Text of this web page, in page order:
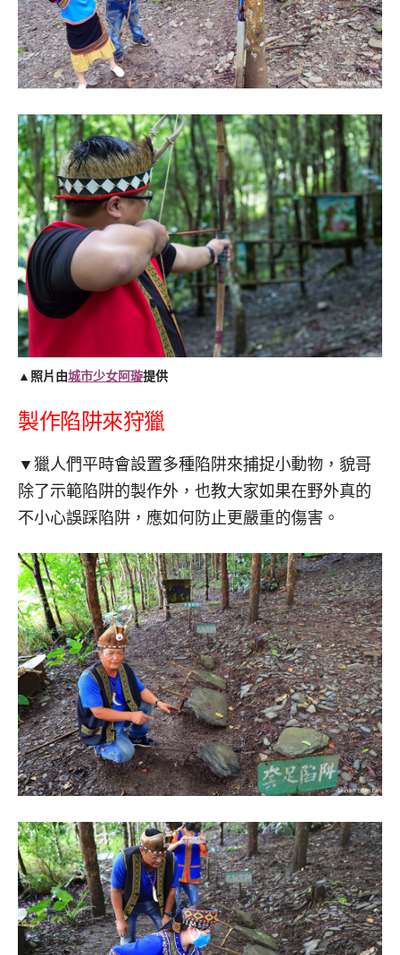
▲照片由城市少女阿璇提供
製作陷阱來狩獵
▼獵人們平時會設置多種陷阱來捕捉小動物，貌哥
除了示範陷阱的製作外，也教大家如果在野外真的
不小心誤踩陷阱，應如何防止更嚴重的傷害。